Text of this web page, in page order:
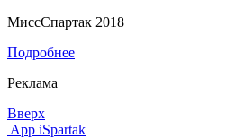
МиссСпартак 2018
Подробнее
Реклама
Вверх
App iSpartak